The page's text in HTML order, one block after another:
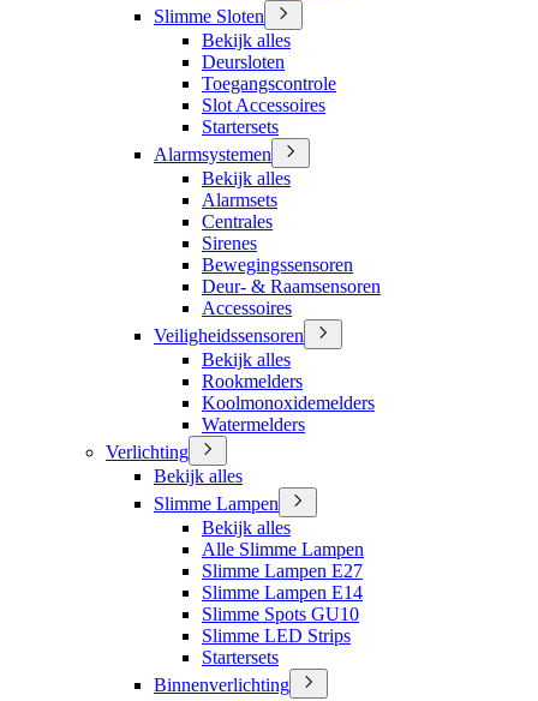
Slimme Sloten
Bekijk alles
Deursloten
Toegangscontrole
Slot Accessoires
Startersets
Alarmsystemen
Bekijk alles
Alarmsets
Centrales
Sirenes
Bewegingssensoren
Deur- & Raamsensoren
Accessoires
Veiligheidssensoren
Bekijk alles
Rookmelders
Koolmonoxidemelders
Watermelders
Verlichting
Bekijk alles
Slimme Lampen
Bekijk alles
Alle Slimme Lampen
Slimme Lampen E27
Slimme Lampen E14
Slimme Spots GU10
Slimme LED Strips
Startersets
Binnenverlichting